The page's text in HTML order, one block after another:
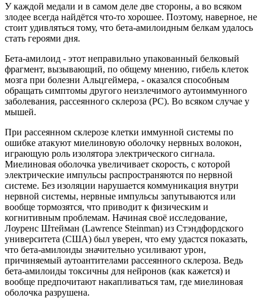
У каждой медали и в самом деле две стороны, а во всяком
злодее всегда найдётся что-то хорошее. Поэтому, наверное, не
стоит удивляться тому, что бета-амилоидным белкам удалось
стать героями дня.
Бета-амилоид - этот неправильно упакованный белковый
фрагмент, вызывающий, по общему мнению, гибель клеток
мозга при болезни Альцгеймера, - оказался способным
обращать симптомы другого неизлечимого аутоиммунного
заболевания, рассеянного склероза (РС). Во всяком случае у
мышей.
При рассеянном склерозе клетки иммунной системы по
ошибке атакуют миелиновую оболочку нервных волокон,
играющую роль изолятора электрического сигнала.
Миелиновая оболочка увеличивает скорость, с которой
электрические импульсы распространяются по нервной
системе. Без изоляции нарушается коммуникация внутри
нервной системы, нервные импульсы запутываются или
вообще тормозятся, что приводит к физическим и
когнитивным проблемам. Начиная своё исследование,
Лоуренс Штейман (Lawrence Steinman) из Стэндфордского
университета (США) был уверен, что ему удастся показать,
что бета-амилоиды значительно усиливают урон,
причиняемый аутоантителами рассеянного склероза. Ведь
бета-амилоиды токсичны для нейронов (как кажется) и
вообще предпочитают накапливаться там, где миелиновая
оболочка разрушена.